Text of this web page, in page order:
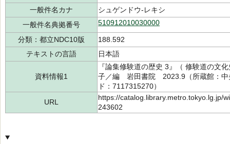
一般件名カナ
シュゲンドウ-レキシ
一般件名典拠番号
510912010030000
分類：都立NDC10版
188.592
テキストの言語
日本語
資料情報1
『論集修験道の歴史 3』（ 修験道の
子／編 岩田書院 2023.9（所蔵館：
ド：7117315270）
URL
https://catalog.library.metro.tokyo.lg.jp/
243602